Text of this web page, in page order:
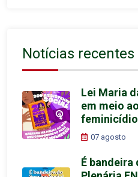
Notícias recentes
Lei Maria
em meio
07 agosto
É